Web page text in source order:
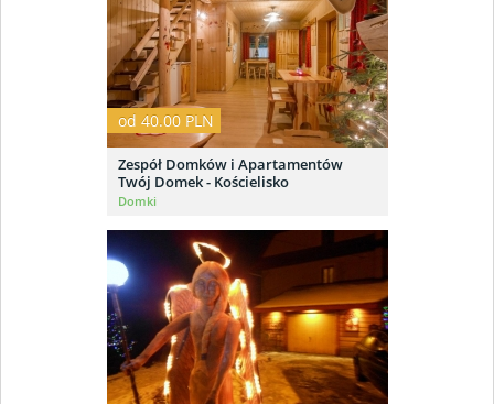
od 40.00 PLN
Zespół Domków i Apartamentów
Twój Domek - Kościelisko
Domki